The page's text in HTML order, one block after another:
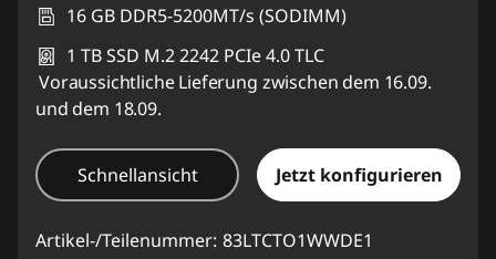
16 GB DDR5-5200MT/s (SODIMM)
1 TB SSD M.2 2242 PCIe 4.0 TLC
Voraussichtliche Lieferung zwischen dem 16.09.
und dem 18.09.
Schnellansicht Jetzt konfigurieren
Artikel-/Teilenummer: 83LTCTO1WWDE1